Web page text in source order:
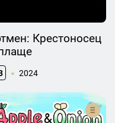
Крестоносец
2024